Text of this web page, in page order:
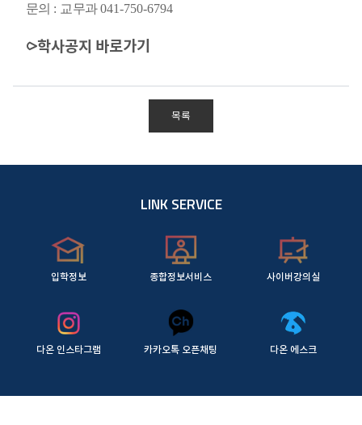
문의 : 교무과041-750-6794
⪧학사공지 바로가기
목록
LINK SERVICE
입학정보 종합정보서비스 사이버강의실
다온 인스타그램 카카오톡 오픈채팅 다온 에스크